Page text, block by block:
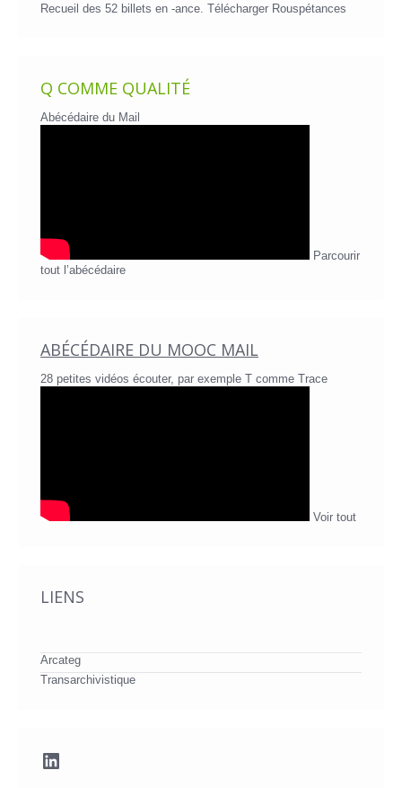
Recueil des 52 billets en -ance. Télécharger Rouspétances
Q COMME QUALITÉ
Abécédaire du Mail
Parcourir
tout l’abécédaire
ABÉCÉDAIRE DU MOOC MAIL
28 petites vidéos écouter, par exemple T comme Trace
Voir tout
LIENS
Arcateg
Transarchivistique
LinkedIn